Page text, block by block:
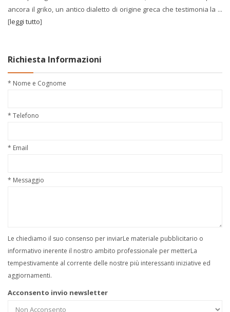
ancora il griko, un antico dialetto di origine greca che testimonia la ...
[leggi tutto]
Richiesta Informazioni
* Nome e Cognome
* Telefono
* Email
* Messaggio
Le chiediamo il suo consenso per inviarLe materiale pubblicitario o
informativo inerente il nostro ambito professionale per metterLa
tempestivamente al corrente delle nostre più interessanti iniziative ed
aggiornamenti.
Acconsento invio newsletter